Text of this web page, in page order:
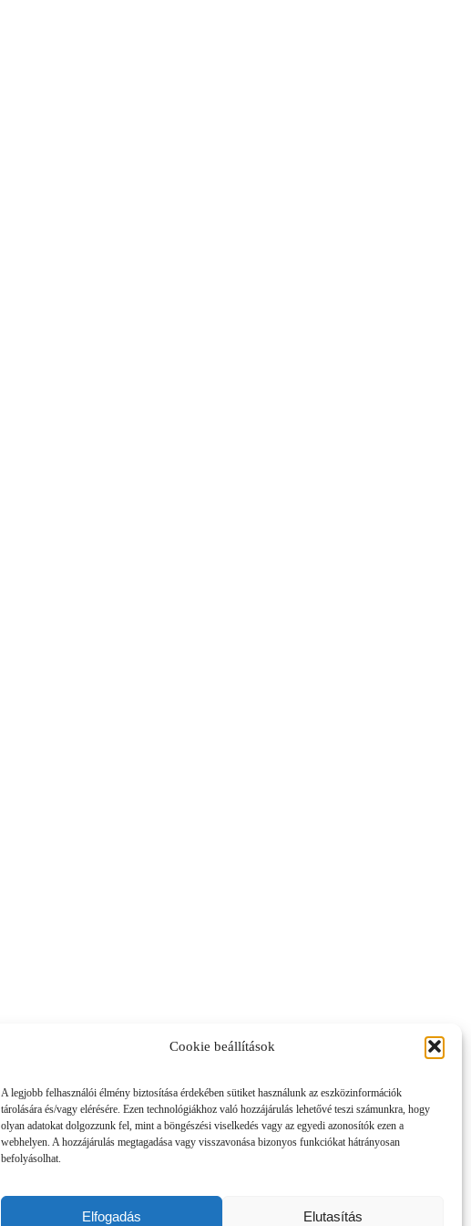
Cookie beállítások
A legjobb felhasználói élmény biztosítása érdekében sütiket használunk az eszközinformációk
tárolására és/vagy elérésére. Ezen technológiákhoz való hozzájárulás lehetővé teszi számunkra, hogy
olyan adatokat dolgozzunk fel, mint a böngészési viselkedés vagy az egyedi azonosítók ezen a
webhelyen. A hozzájárulás megtagadása vagy visszavonása bizonyos funkciókat hátrányosan
befolyásolhat.
Elfogadás Elutasítás